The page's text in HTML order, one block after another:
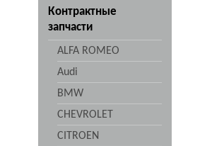
Контрактные
запчасти
ALFA ROMEO
Audi
BMW
CHEVROLET
CITROEN